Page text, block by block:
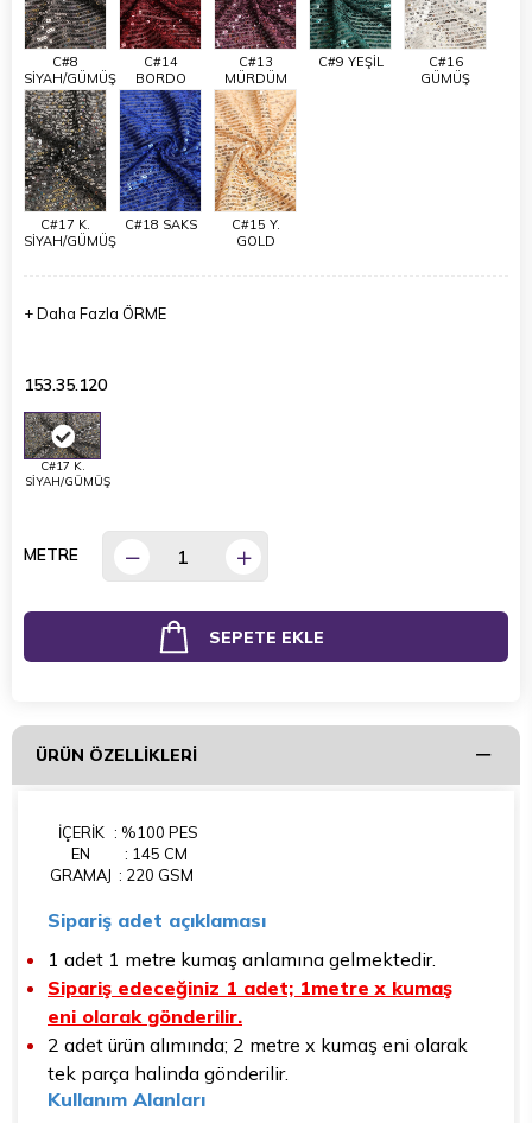
C#8
SİYAH/GÜMÜŞ
C#14
BORDO
C#13
MÜRDÜM
C#9 YEŞİL
C#16
GÜMÜŞ
C#17 K.
SİYAH/GÜMÜŞ
C#18 SAKS
C#15 Y.
GOLD
+Daha Fazla ÖRME
153.35.120
C#17 K.
SİYAH/GÜMÜŞ
METRE
ÜRÜN ÖZELLIKLERI
İÇERİK : %100 PES
EN
: 145 CM
GRAMAJ : 220 GSM
Sipariş adet açıklaması
1 adet 1 metre kumaş anlamına gelmektedir.
Sipariş edeceğiniz 1 adet; 1metre x kumaş
eni olarak gönderilir.
2 adet ürün alımında; 2 metre x kumaş eni olarak
tek parça halinda gönderilir.
Kullanım Alanları